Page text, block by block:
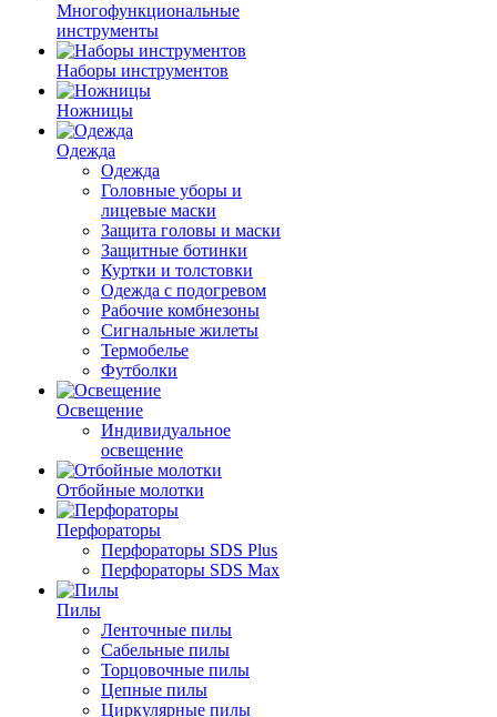
Многофункциональные
инструменты
Наборы инструментов
Ножницы
Одежда
Одежда
Головные уборы и
лицевые маски
Защита головы и маски
Защитные ботинки
Куртки и толстовки
Одежда с подогревом
Рабочие комбнезоны
Сигнальные жилеты
Термобелье
Футболки
Освещение
Индивидуальное
освещение
Отбойные молотки
Перфораторы
Перфораторы SDS Plus
Перфораторы SDS Max
Пилы
Ленточные пилы
Сабельные пилы
Торцовочные пилы
Цепные пилы
Циркулярные пилы